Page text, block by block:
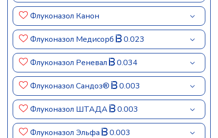
Флуконазол Канон
Флуконазол Медисорб 0.023
Флуконазол Реневал 0.034
Флуконазол Сандоз® 0.003
Флуконазол ШТАДА 0.003
Флуконазол Эльфа 0.003